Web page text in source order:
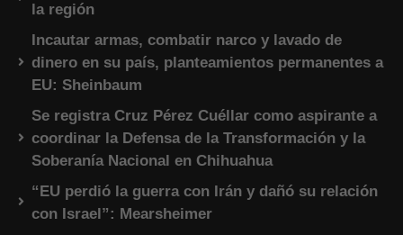
la región
Incautar armas, combatir narco y lavado de
dinero en su país, planteamientos permanentes a
EU: Sheinbaum
Se registra Cruz Pérez Cuéllar como aspirante a
coordinar la Defensa de la Transformación y la
Soberanía Nacional en Chihuahua
“EU perdió la guerra con Irán y dañó su relación
con Israel”: Mearsheimer